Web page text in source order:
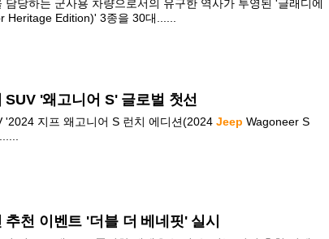
당하는 군사용 차량으로서의 유구한 역사가 투영된 '글래디에
Heritage Edition)' 3종을 30대......
'왜고니어 S' 글로벌 첫선
'2024 지프 왜고니어 S 런치 에디션(2024 Jeep Wagoneer S
천 이벤트 '더블 더 베네핏' 실시